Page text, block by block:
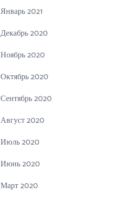
Январь 2021
Декабрь 2020
Ноябрь 2020
Октябрь 2020
Сентябрь 2020
Август 2020
Июль 2020
Июнь 2020
Март 2020